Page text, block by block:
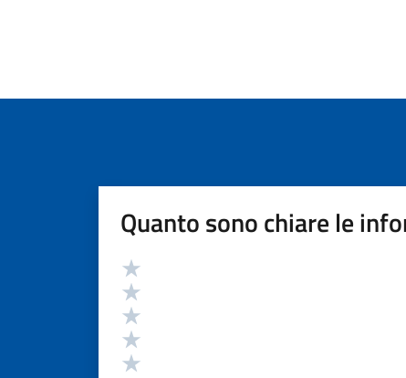
Quanto sono chiare le
Valutazione